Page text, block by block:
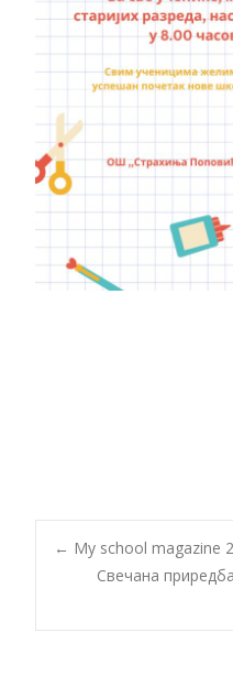
Post
← My school magazine
Свечанa